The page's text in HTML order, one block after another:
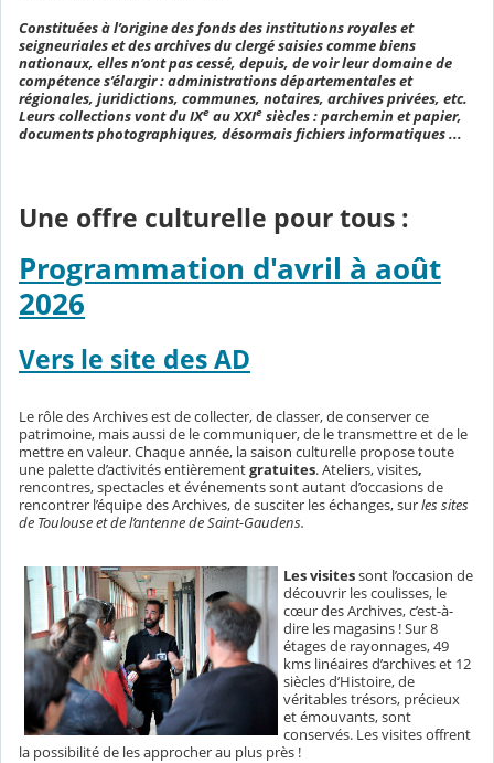
Constituées à l’origine des fonds des institutions royales et
seigneuriales et des archives du clergé saisies comme biens
nationaux, elles n’ont pas cessé, depuis, de voir leur domaine de
compétence s’élargir : administrations départementales et
régionales, juridictions, communes, notaires, archives privées, etc.
Leurs collections vont du IXe au XXIe siècles : parchemin et papier,
documents photographiques, désormais fichiers informatiques ...
Une offre culturelle pour tous :
Programmation d'avril à août
2026
Vers le site des AD
Le rôle des Archives est de collecter, de classer, de conserver ce
patrimoine, mais aussi de le communiquer, de le transmettre et de le
mettre en valeur. Chaque année, la saison culturelle propose toute
une palette d’activités entièrementgratuites. Ateliers, visites,
rencontres, spectacles et événements sont autant d’occasions de
rencontrer l’équipe des Archives, de susciter les échanges, surles sites
de Toulouse et de l’antenne de Saint-Gaudens.
Les visitessont l’occasion de
découvrir les coulisses, le
cœur des Archives, c’est-à-
dire les magasins ! Sur 8
étages de rayonnages, 49
kms linéaires d’archives et 12
siècles d’Histoire, de
véritables trésors, précieux
et émouvants, sont
conservés. Les visites offrent
la possibilité de les approcher au plus près !